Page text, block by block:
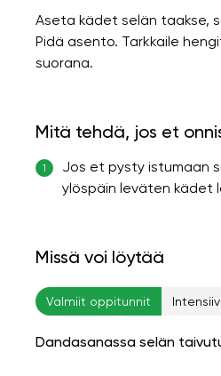
Aseta kädet selän taakse,
Pidä asento. Tarkkaile
suorana.
Mitä tehdä, jos et
1
Jos et pysty istumaan
ylöspäin leväten kädet
Missä voi löytää
Valmiit oppitunnit
Dandasanassa selän